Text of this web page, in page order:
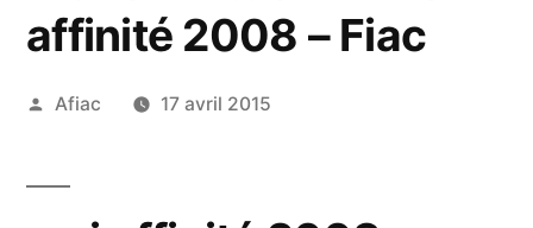
affinité 2008 – Fiac
Publié
Afiac 17 avril 2015